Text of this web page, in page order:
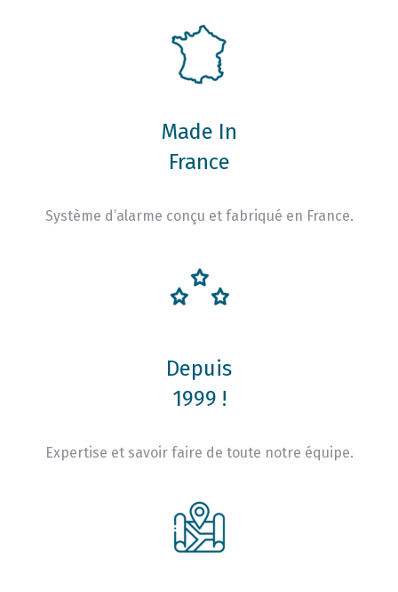
Made In
France
Système d’alarme conçu et fabriqué en France.
Depuis
1999 !
Expertise et savoir faire de toute notre équipe.